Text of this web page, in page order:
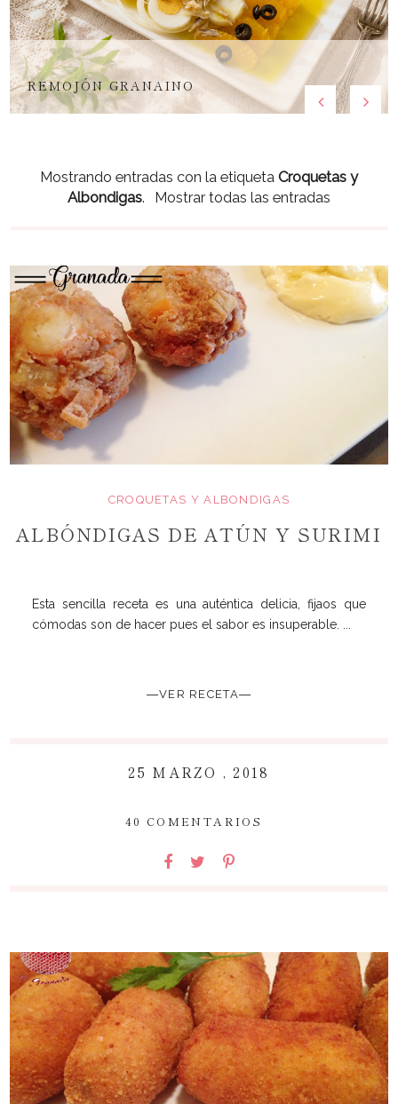
REMOJÓN GRANAINO
Mostrando entradas con la etiqueta Croquetas y
Albondigas. Mostrar todas las entradas
CROQUETAS Y ALBONDIGAS
ALBÓNDIGAS DE ATÚN Y SURIMI
Esta sencilla receta es una auténtica delicia, fijaos que
cómodas son de hacer pues el sabor es insuperable. ...
―VER RECETA―
25 MARZO , 2018
40 COMENTARIOS